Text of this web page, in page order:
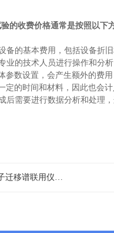
的收费价格通常是按照以下
备的基本费用，包括设备折旧
业的技术人员进行操作和分
参数设置，会产生额外的费
定的时间和材料，因此也会计
后需要进行数据分析和处理
上一篇：GC-IMS气相色谱离子迁移谱联用仪的基本原理和应用